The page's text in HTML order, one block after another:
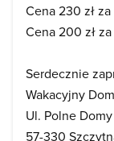
Cena 230 zł
Cena 200 zł
Serdecznie
Wakacyjny
Ul. Polne
57-330